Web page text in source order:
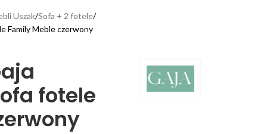
Uszak Sofa + 2 fotele
Family Meble czerwony
fotele